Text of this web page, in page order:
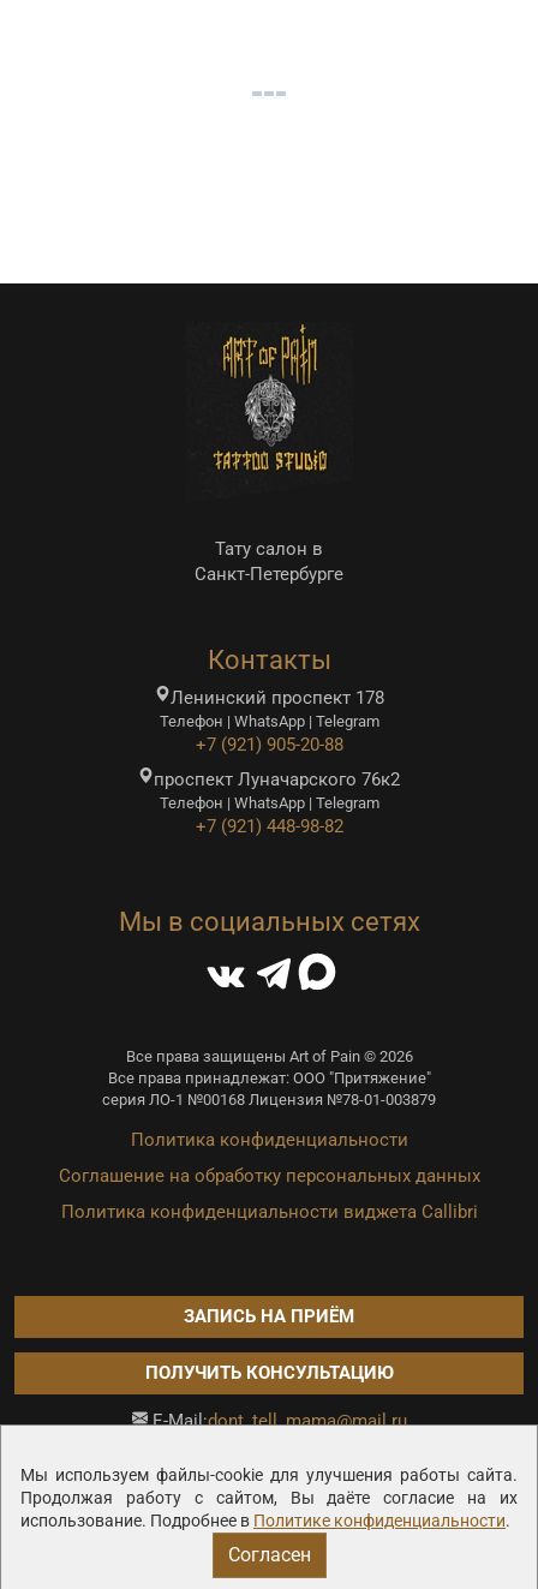
Мы используем файлы-cookie для улучшения работы сайта.
Продолжая работу с сайтом, Вы даёте согласие на их
использование. Подробнее в Политике конфиденциальности.
Согласен
Тату салон в
Санкт-Петербурге
Контакты
Ленинский проспект 178
Телефон | WhatsApp | Telegram
+7 (921) 905-20-88
проспект Луначарского 76к2
Телефон | WhatsApp | Telegram
+7 (921) 448-98-82
Мы в социальных сетях
Все права защищены Art of Pain © 2026
Все права принадлежат: ООО "Притяжение"
серия ЛО-1 №00168 Лицензия №78-01-003879
Политика конфиденциальности
Соглашение на обработку персональных данных
Политика конфиденциальности виджета Callibri
ЗАПИСЬ НА ПРИЁМ
ПОЛУЧИТЬ КОНСУЛЬТАЦИЮ
E-Mail:dont_tell_mama@mail.ru